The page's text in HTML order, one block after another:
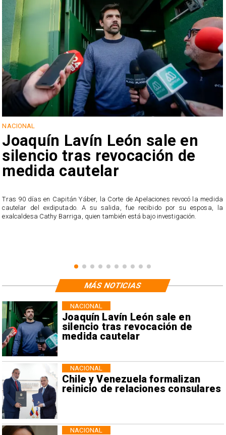
NACIONAL
Joaquín Lavín León sale en
silencio tras revocación de
medida cautelar
Tras 90 días en Capitán Yáber, la Corte de Apelaciones revocó la medida
cautelar del exdiputado. A su salida, fue recibido por su esposa, la
exalcaldesa Cathy Barriga, quien también está bajo investigación.
Joaquín Lavín León sale en
silencio tras revocación de
medida cautelar
NACIONAL
Chile y Venezuela formalizan
reinicio de relaciones consulares
NACIONAL
NACIONAL
MÁS NOTICIAS